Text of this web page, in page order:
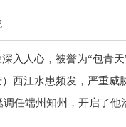
入人心，被誉为“包青
西江水患频发，严重
任端州知州，开启了他